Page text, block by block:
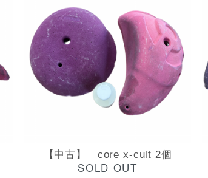
【中古】 core x-cult 2個
SOLD OUT